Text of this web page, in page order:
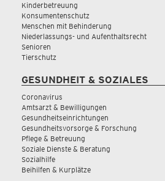
Kinderbetreuung
Konsumentenschutz
Menschen mit Behinderung
Niederlassungs- und Aufenthaltsrecht
Senioren
Tierschutz
GESUNDHEIT & SOZIALES
Coronavirus
Amtsarzt & Bewilligungen
Gesundheitseinrichtungen
Gesundheitsvorsorge & Forschung
Pflege & Betreuung
Soziale Dienste & Beratung
Sozialhilfe
Beihilfen & Kurplätze